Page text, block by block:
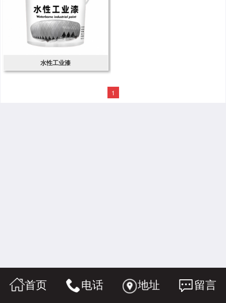
水性工业漆
1
首页 电话 地址 留言